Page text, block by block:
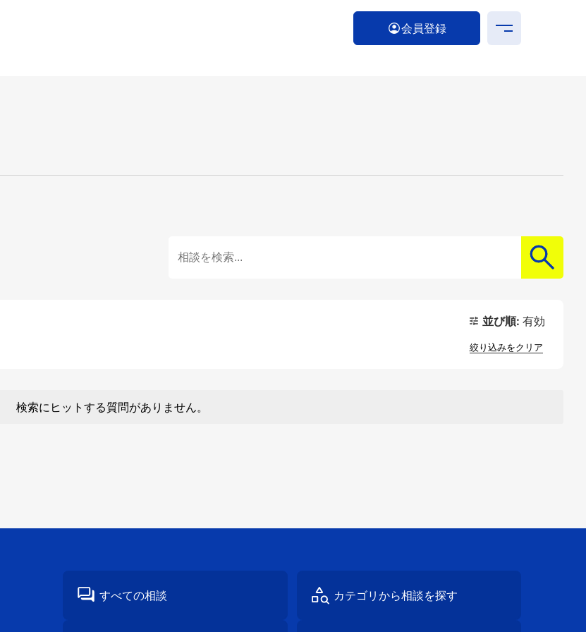
会員登録
並び順:有効
絞り込みをクリア
検索にヒットする質問がありません。
すべての相談 カテゴリから相談を探す